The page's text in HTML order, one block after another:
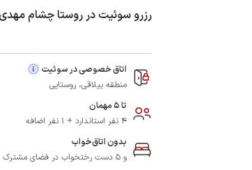
رزرو سوئیت در روستا چشام
اتاق خصوصی در سوئیت
منطقه ییلاقی، روستایی
تا 5 مهمان
4 نفر استاندارد + 1 نفر اضافه
بدون اتاق‌خواب
و 5 دست رختخواب در فضای مشترک